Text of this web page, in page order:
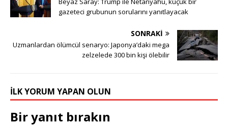
gazeteci grubunun sorularını yanıtlayacak
SONRAKI
Uzmanlardan ölümcül senaryo: Japonya’daki mega
zelzelede 300 bin kişi ölebilir
İLK YORUM YAPAN OLUN
Bir yanıt bırakın